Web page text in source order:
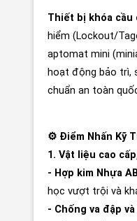
Thiết bị khóa cầu
hiểm (Lockout/
aptomat mini
hoạt động bảo trì,
chuẩn an toàn
⚙️ Điểm Nhấn Kỹ
1. Vật liệu cao
- Hợp kim Nhựa
học vượt trội và
- Chống va đập